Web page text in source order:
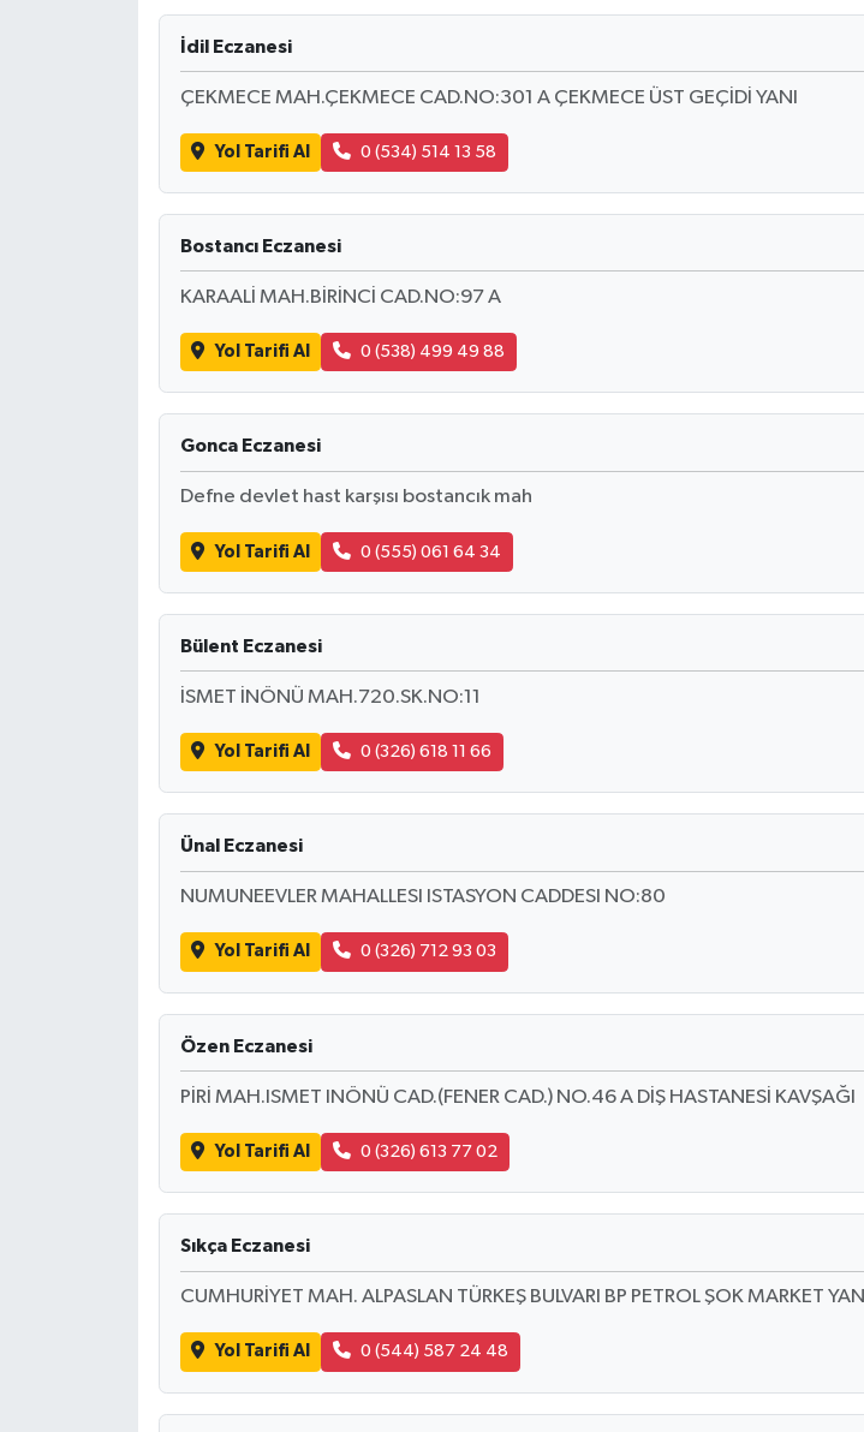
İdil Eczanesi
ÇEKMECE MAH.ÇEKMECE CAD.NO:301 A ÇEKMECE ÜST GEÇİDİ YANI
Yol Tarifi Al 0 (534) 514 13 58
Bostancı Eczanesi
KARAALİ MAH.BİRİNCİ CAD.NO:97 A
Yol Tarifi Al 0 (538) 499 49 88
Gonca Eczanesi
Defne devlet hast karşısı bostancık mah
Yol Tarifi Al 0 (555) 061 64 34
Bülent Eczanesi
İSMET İNÖNÜ MAH.720.SK.NO:11
Yol Tarifi Al 0 (326) 618 11 66
Ünal Eczanesi
NUMUNEEVLER MAHALLESI ISTASYON CADDESI NO:80
Yol Tarifi Al 0 (326) 712 93 03
Özen Eczanesi
PİRİ MAH.ISMET INÖNÜ CAD.(FENER CAD.) NO.46 A DİŞ HASTANESİ KAVŞAĞI
Yol Tarifi Al 0 (326) 613 77 02
Sıkça Eczanesi
CUMHURİYET MAH. ALPASLAN TÜRKEŞ BULVARI BP PETROL ŞOK MARKET YANI
Yol Tarifi Al 0 (544) 587 24 48